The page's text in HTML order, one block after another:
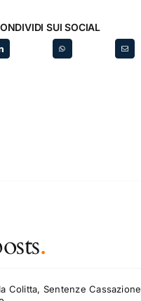
SUI SOCIAL
.
Colitta, Sentenze Cassazione